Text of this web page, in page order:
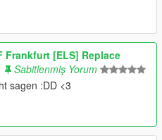
Frankfurt [ELS] Replace
Sabitlenmiş Yorum
sagen :DD <3